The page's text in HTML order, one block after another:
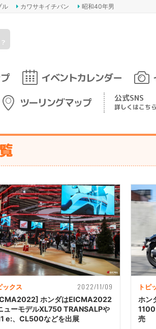
ル カワサキイチバン
昭和40年男
イベントカレンダー
ツーリングマップ 公式SNS
詳しくはこちら
ックス 2022/11/09
ホンダはEICMA2022
ューモデルXL750 TRANSALPや
e:、CL500などを出展
トピ
ホン
1100
売